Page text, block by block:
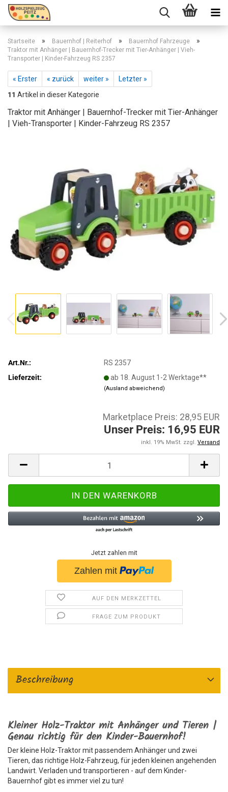
Startseite » Bauernhof | Reiterhof » Bauernhof Fahrzeuge »
Traktor mit Anhänger | Bauernhof-Trecker mit Tier-Anhänger | Vieh-
Transporter | Kinder-Fahrzeug RS 2357
« Erster « zurück weiter »
Letzter »
11 Artikel in dieser Kategorie
Traktor mit Anhänger | Bauernhof-Trecker mit Tier-Anhänger
| Vieh-Transporter | Kinder-Fahrzeug RS 2357
Art.Nr.:
RS 2357
Lieferzeit:
ab 18. August 1-2 Werktage**
(Ausland abweichend)
Marketplace Preis: 28,95 EUR
Unser Preis: 16,95 EUR
inkl. 19% MwSt. zzgl. Versand
Jetzt zahlen mit
AUF DEN MERKZETTEL
FRAGE ZUM PRODUKT
Beschreibung
Kleiner Holz-Traktor mit Anhänger und Tieren |
Genau richtig für den Kinder-Bauernhof!
Der kleine Holz-Traktor mit passendem Anhänger und zwei
Tieren, das richtige Holz-Fahrzeug, für jeden kleinen angehenden
Landwirt. Verladen und transportieren - auf dem Kinder-
Bauernhof gibt es immer viel zu tun!